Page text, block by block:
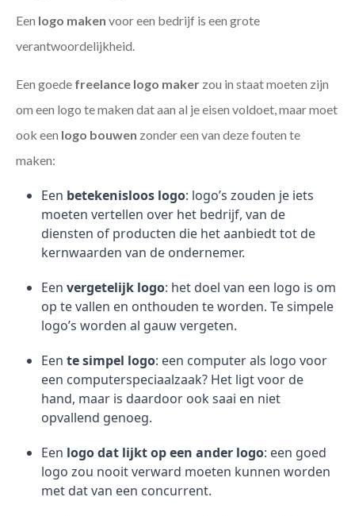
Een logo maken voor een bedrijf is een grote
verantwoordelijkheid.
Een goede freelance logo maker zou in staat moeten zijn
om een logo te maken dat aan al je eisen voldoet, maar moet
ook een logo bouwen zonder een van deze fouten te
maken:
Een betekenisloos logo: logo’s zouden je iets
moeten vertellen over het bedrijf, van de
diensten of producten die het aanbiedt tot de
kernwaarden van de ondernemer.
Een vergetelijk logo: het doel van een logo is om
op te vallen en onthouden te worden. Te simpele
logo’s worden al gauw vergeten.
Een te simpel logo: een computer als logo voor
een computerspeciaalzaak? Het ligt voor de
hand, maar is daardoor ook saai en niet
opvallend genoeg.
Een logo dat lijkt op een ander logo: een goed
logo zou nooit verward moeten kunnen worden
met dat van een concurrent.